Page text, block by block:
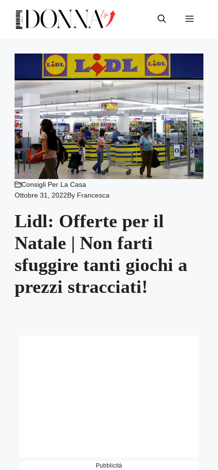
contenuto
Menu
Consigli Per La Casa
Ottobre 31, 2022By Francesca
Lidl: Offerte per il
Natale | Non farti
sfuggire tanti giochi a
prezzi stracciati!
Pubblicità